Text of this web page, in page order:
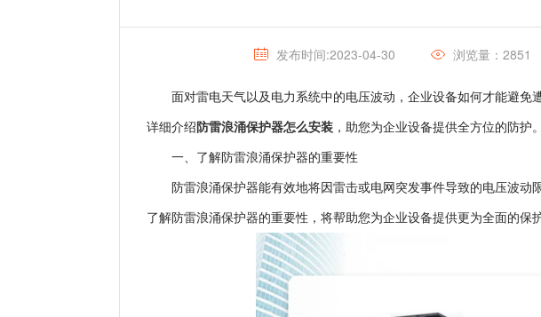
发布时间:2023-04-30 浏览量：2851
面对雷电天气以及电力系统中的电压波动，企业设备如何才能避
详细介绍防雷浪涌保护器怎么安装 ，助您为企业设备提供全方位的防护。
一、了解防雷浪涌保护器的重要性
防雷浪涌保护器能有效地将因雷击或电网突发事件导致的电压波动
了解防雷浪涌保护器的重要性，将帮助您为企业设备提供更为全面的保